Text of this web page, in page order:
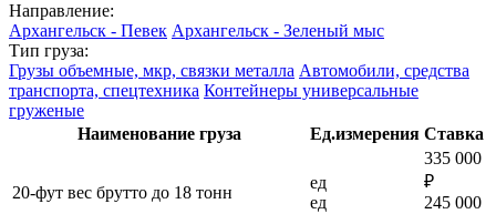
Направление:
Архангельск - Певек Архангельск - Зеленый мыс
Тип груза:
Грузы объемные, мкр, связки металла Автомобили, средства
транспорта, спецтехника Контейнеры универсальные
груженые
Наименование груза
Ед.измерения Ставка
20-фут вес брутто до 18 тонн
ед
ед
335 000
₽
245 000